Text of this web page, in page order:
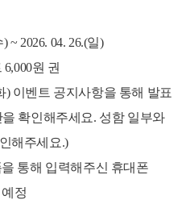
~ 2026. 04. 26.(일)
원 권
) 이벤트 공지사항을 통해 발표
확인해주세요. 성함 일부와
해주세요.)
통해 입력해주신 휴대폰
정